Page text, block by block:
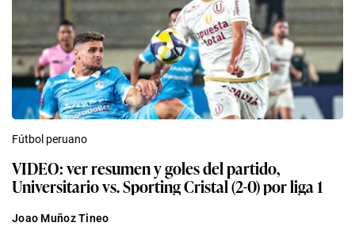
Fútbol peruano
VIDEO: ver resumen y goles del partido,
Universitario vs. Sporting Cristal (2-0) por liga 1
Joao Muñoz Tineo